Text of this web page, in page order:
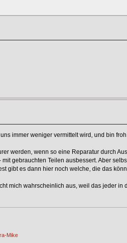
immer weniger vermittelt wird, und bin
werden, wenn so eine Reparatur durch
gebrauchten Teilen ausbessert. Aber
gibt es dann hier noch welche, die das
mich wahrscheinlich aus, weil das jeder
Mike